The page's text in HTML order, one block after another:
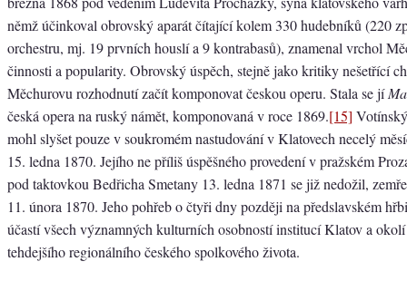
němž účinkoval obrovský aparát čítající kolem 330 hudebníků (220
orchestru, mj. 19 prvních houslí a 9 kontrabasů), znamenal vrchol
činnosti a popularity. Obrovský úspěch, stejně jako kritiky nešetřící
Měchurovu rozhodnutí začít komponovat českou operu. Stala se jí
česká opera na ruský námět, komponovaná v roce 1869.[15]
mohl slyšet pouze v soukromém nastudování v Klatovech necelý
15. ledna 1870. Jejího ne příliš úspěšného provedení v pražském
pod taktovkou Bedřicha Smetany 13. ledna 1871 se již nedožil,
11. února 1870. Jeho pohřeb o čtyři dny později na předslavském
účastí všech významných kulturních osobností institucí Klatov a okolí
tehdejšího regionálního českého spolkového života.